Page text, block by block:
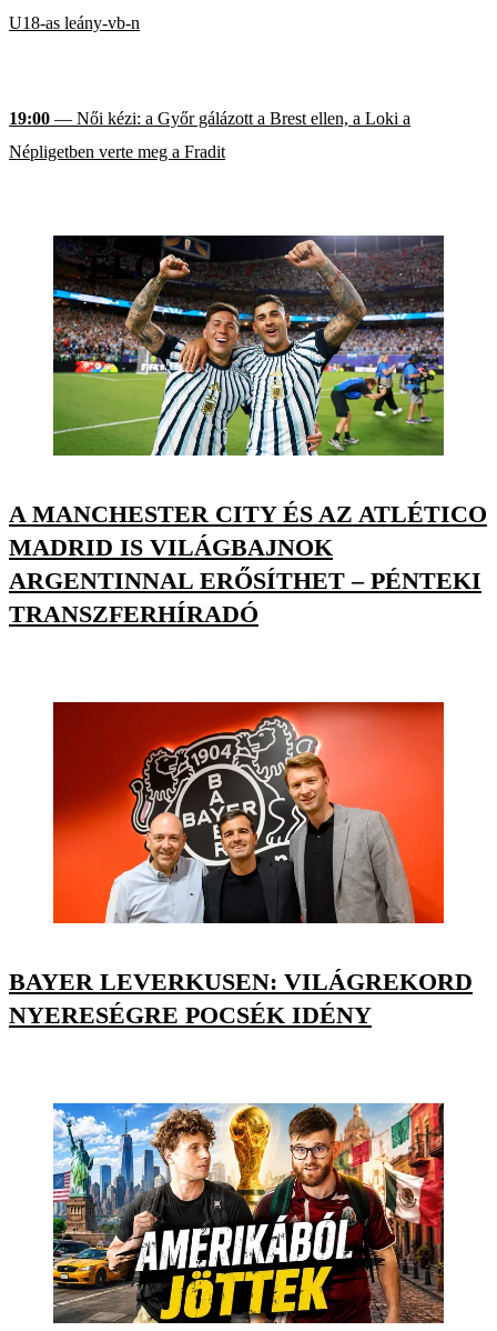
U18-as leány-vb-n
19:00 — Női kézi: a Győr gálázott a Brest ellen, a Loki a
Népligetben verte meg a Fradit
•ÉLŐ
A MANCHESTER CITY ÉS AZ ATLÉTICO
MADRID IS VILÁGBAJNOK
ARGENTINNAL ERŐSÍTHET – PÉNTEKI
TRANSZFERHÍRADÓ
BAYER LEVERKUSEN: VILÁGREKORD
NYERESÉGRE POCSÉK IDÉNY